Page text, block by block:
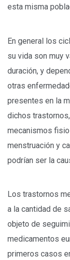
esta misma
En general los
su vida son muy
duración, y
otras
presentes en la
dichos
mecanismos
menstruación y
podrían ser la
Los trastornos
a la cantidad de
objeto de
medicamentos
primeros casos